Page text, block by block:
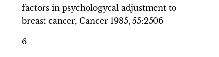
factors in psychologycal adjustment to
breast cancer, Cancer 1985, 55:2506
6